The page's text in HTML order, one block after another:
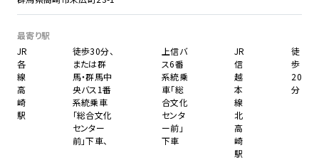
最寄り駅
JR
各
線
高
崎
駅
徒歩30分、
または群
馬・群馬中
央バス1番
系統乗車
「総合文化
センター
前」下車、
上信バ
ス6番
系統乗
車「総
合文化
センタ
ー前」
下車
JR
信
越
本
線
北
高
崎
駅
徒
歩
20
分